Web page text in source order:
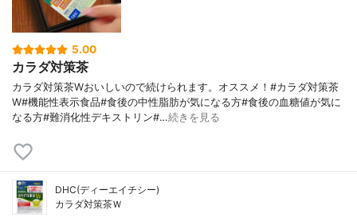
5.00
カラダ対策茶
カラダ対策茶Wおいしいので続けられます。オススメ！#カラダ対策茶
W#機能性表示食品#食後の中性脂肪が気になる方#食後の血糖値が気に
なる方#難消化性デキストリン#…続きを見る
DHC(ディーエイチシー)
カラダ対策茶Ｗ